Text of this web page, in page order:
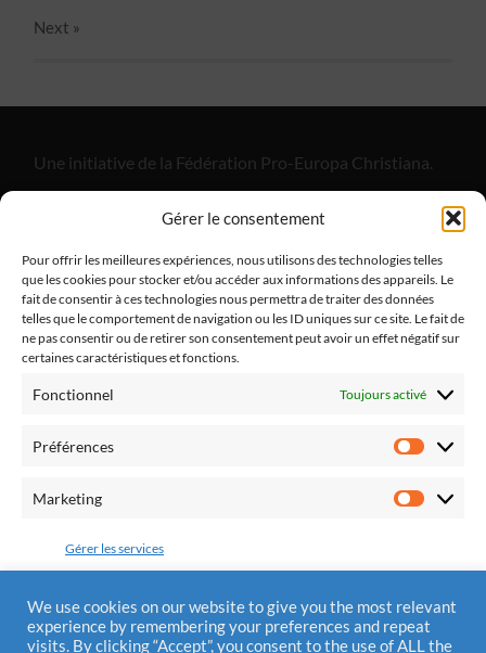
Gérer le consentement
Pour offrir les meilleures expériences, nous utilisons des technologies telles
que les cookies pour stocker et/ou accéder aux informations des appareils. Le
fait de consentir à ces technologies nous permettra de traiter des données
telles que le comportement de navigation ou les ID uniques sur ce site. Le fait de
ne pas consentir ou de retirer son consentement peut avoir un effet négatif sur
certaines caractéristiques et fonctions.
Fonctionnel Toujours activé
Préférences
Marketing
Gérer les services
Accepter
Next »
Une initiative de la Fédération Pro-Europa Christiana.
dans notre pays et dans nos familles par le retour à la
pratique religieuse.
Fédération Pro Europa Christiana
28170 St Sauveur Marville
Tél.: 0810 310 025
Mentions Légales
We use cookies on our website to give you the most relevant
experience by remembering your preferences and repeat
visits. By clicking “Accept”, you consent to the use of ALL the